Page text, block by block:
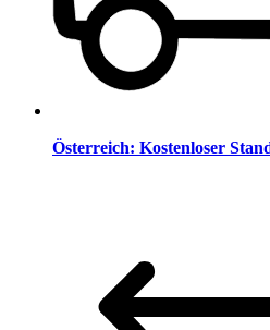
Österreich: Kostenloser